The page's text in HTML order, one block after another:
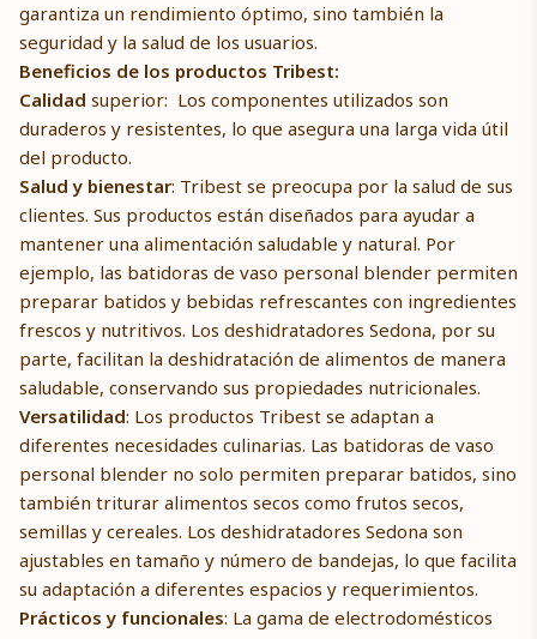
garantiza un rendimiento óptimo, sino también la
seguridad y la salud de los usuarios.
Beneficios de los productos Tribest:
Calidad superior: Los componentes utilizados son
duraderos y resistentes, lo que asegura una larga vida útil
del producto.
Salud y bienestar: Tribest se preocupa por la salud de sus
clientes. Sus productos están diseñados para ayudar a
mantener una alimentación saludable y natural. Por
ejemplo, las batidoras de vaso personal blender permiten
preparar batidos y bebidas refrescantes con ingredientes
frescos y nutritivos. Los deshidratadores Sedona, por su
parte, facilitan la deshidratación de alimentos de manera
saludable, conservando sus propiedades nutricionales.
Versatilidad: Los productos Tribest se adaptan a
diferentes necesidades culinarias. Las batidoras de vaso
personal blender no solo permiten preparar batidos, sino
también triturar alimentos secos como frutos secos,
semillas y cereales. Los deshidratadores Sedona son
ajustables en tamaño y número de bandejas, lo que facilita
su adaptación a diferentes espacios y requerimientos.
Prácticos y funcionales: La gama de electrodomésticos